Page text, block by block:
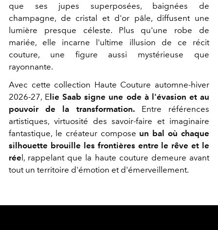
que ses jupes superposées, baignées de
champagne, de cristal et d'or pâle, diffusent une
lumière presque céleste. Plus qu'une robe de
mariée, elle incarne l'ultime illusion de ce récit
couture, une figure aussi mystérieuse que
rayonnante.
Avec cette collection Haute Couture automne-hiver
2026-27, Elie Saab signe une ode à l'évasion et au
pouvoir de la transformation.Entre références
artistiques, virtuosité des savoir-faire et imaginaire
fantastique, le créateur compose un bal où chaque
silhouette brouille les frontières entre le rêve et le
réel, rappelant que la haute couture demeure avant
tout un territoire d'émotion et d'émerveillement.